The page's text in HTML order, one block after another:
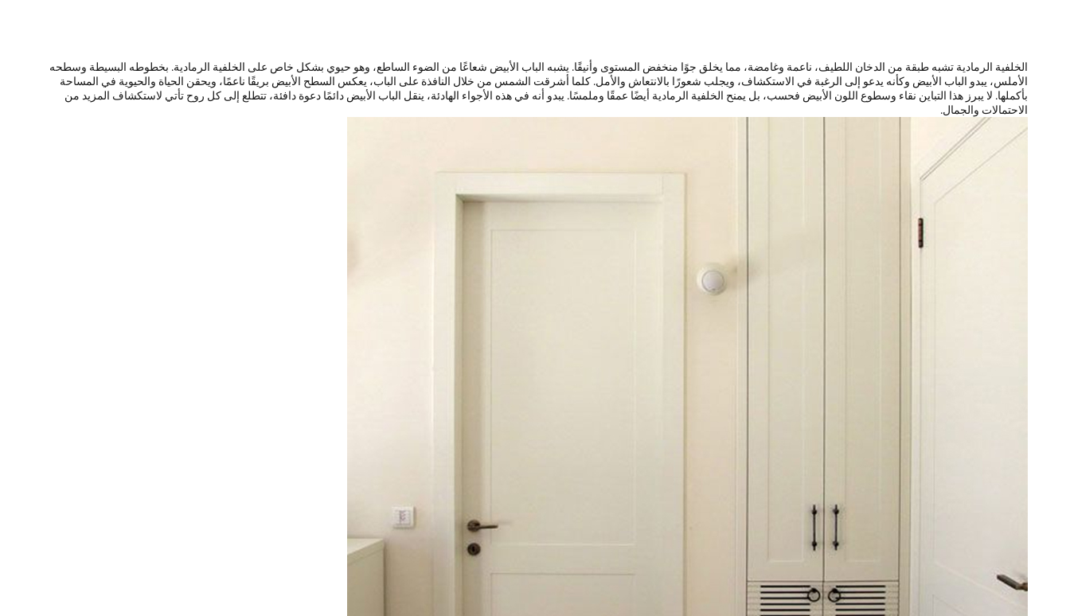
الخلفية الرمادية تشبه طبقة من الدخان اللطيف، ناعمة وغامضة، مما يخلق جوًا منخفض المستوى وأنيقًا. يشبه الباب الأبيض شعاعًا من الضوء الساطع، وهو حيوي بشكل خاص على الخلفية الرمادية. بخطوطه البسيطة وسطحه
الأملس، يبدو الباب الأبيض وكأنه يدعو إلى الرغبة في الاستكشاف، ويجلب شعورًا بالانتعاش والأمل. كلما أشرقت الشمس من خلال النافذة على الباب، يعكس السطح الأبيض بريقًا ناعمًا، ويحقن الحياة والحيوية في المساحة
بأكملها. لا يبرز هذا التباين نقاء وسطوع اللون الأبيض فحسب، بل يمنح الخلفية الرمادية أيضًا عمقًا وملمسًا. يبدو أنه في هذه الأجواء الهادئة، ينقل الباب الأبيض دائمًا دعوة دافئة، تتطلع إلى كل روح تأتي لاستكشاف المزيد من
الاحتمالات والجمال.